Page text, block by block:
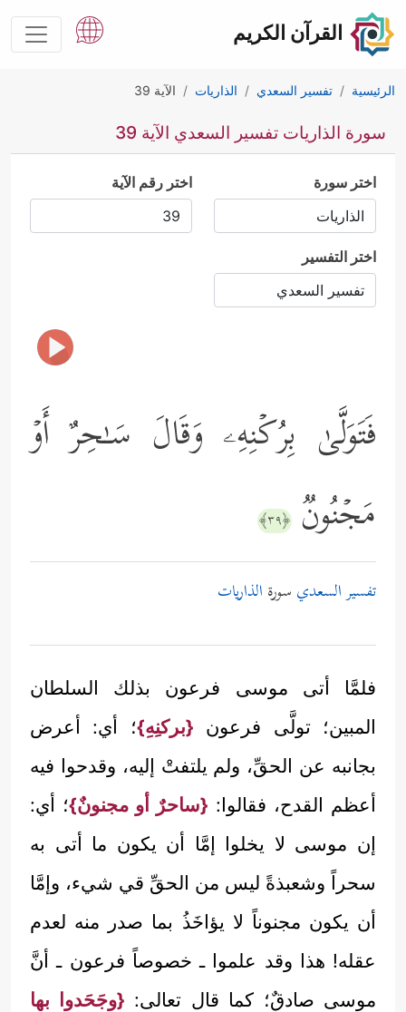
القرآن الكريم
الرئيسية تفسير السعدي الذاريات الآية 39
سورة الذاريات تفسير السعدي الآية 39
اختر سورة اختر رقم الآية
اختر التفسير
فَتَوَلَّىٰ بِرُكۡنِهِۦ وَقَالَ سَـٰحِرٌ أَوۡ
مَجۡنُونࣱ ﴿٣٩﴾
تفسير السعدي سورة الذاريات
فلمَّا أتى موسى فرعون بذلك السلطان
المبين؛ تولَّى فرعون {بركنِهِ}؛ أي: أعرض
بجانبه عن الحقِّ، ولم يلتفتْ إليه، وقدحوا فيه
أعظم القدح، فقالوا: {ساحرٌ أو مجنونٌ}؛ أي:
إن موسى لا يخلوا إمَّا أن يكون ما أتى به
سحراً وشعبذةً ليس من الحقِّ قي شيء، وإمَّا
أن يكون مجنوناً لا يؤاخَذُ بما صدر منه لعدم
عقله! هذا وقد علموا ـ خصوصاً فرعون ـ أنَّ
موسى صادقٌ؛ كما قال تعالى: {وجَحَدوا بها